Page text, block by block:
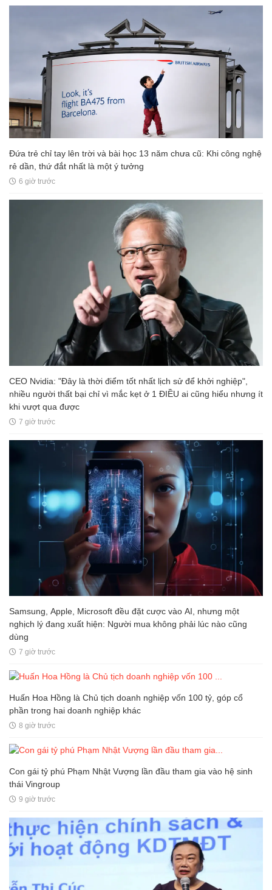
Đứa trẻ chỉ tay lên trời và bài học 13 năm chưa cũ: Khi công nghệ
rẻ dần, thứ đắt nhất là một ý tưởng
6 giờ trước
CEO Nvidia: "Đây là thời điểm tốt nhất lịch sử để khởi nghiệp",
nhiều người thất bại chỉ vì mắc kẹt ở 1 ĐIỀU ai cũng hiểu nhưng ít
khi vượt qua được
7 giờ trước
Samsung, Apple, Microsoft đều đặt cược vào AI, nhưng một
nghịch lý đang xuất hiện: Người mua không phải lúc nào cũng
dùng
7 giờ trước
Huấn Hoa Hồng là Chủ tịch doanh nghiệp vốn 100 tỷ, góp cổ
phần trong hai doanh nghiệp khác
8 giờ trước
Con gái tỷ phú Phạm Nhật Vượng lần đầu tham gia vào hệ sinh
thái Vingroup
9 giờ trước